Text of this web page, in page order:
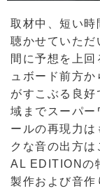
取材中、短い時
聴かせていただ
間に予想を上
ュボード前方
がすこぶる良好
域までスーパー
ールの再現力は
クな音の出方
AL EDITIONの
製作および音作